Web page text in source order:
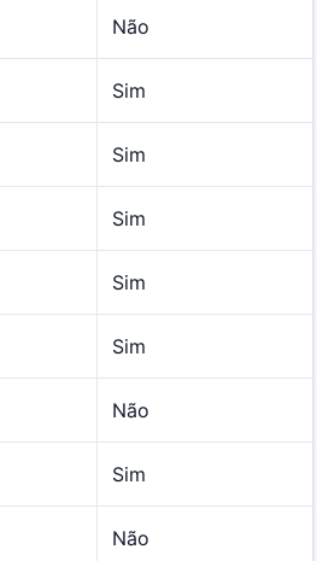
Não
Sim
Sim
Sim
Sim
Sim
Não
Sim
Não